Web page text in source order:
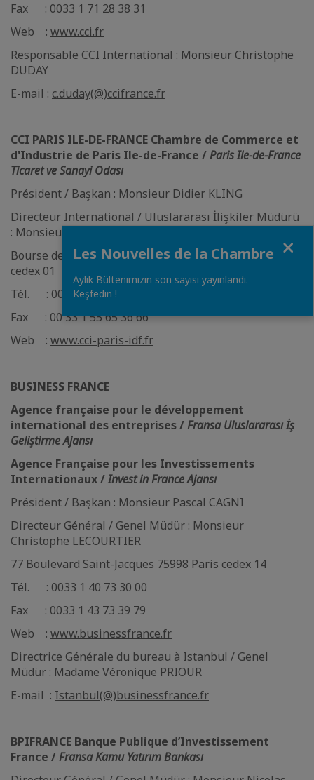
Fax : 0033 1 71 28 38 31
Web : www.cci.fr
Responsable CCI International : Monsieur Christophe
DUDAY
E-mail : c.duday(@)ccifrance.fr
CCI PARIS ILE-DE-FRANCE Chambre de Commerce et
d'Industrie de Paris Ile-de-France /Paris Ile-de-France
Ticaret ve Sanayi Odası
Président / Başkan : Monsieur Didier KLING
Directeur International / Uluslararası İlişkiler Müdürü
: Monsieur Gilles DABEZIES
Bourse de Commerce - 2 rue de Viarmes 75040 Paris
cedex 01
Tél. : 00 33 1 55 65 35 11
Fax : 00 33 1 55 65 36 66
Web : www.cci-paris-idf.fr
BUSINESS FRANCE
Agence française pour le développement
international des entreprises /Fransa Uluslararası İş
Geliştirme Ajansı
Agence Française pour les Investissements
Internationaux /Invest in France Ajansı
Président / Başkan : Monsieur Pascal CAGNI
Directeur Général / Genel Müdür : Monsieur
Christophe LECOURTIER
77 Boulevard Saint-Jacques 75998 Paris cedex 14
Tél. : 0033 1 40 73 30 00
Fax : 0033 1 43 73 39 79
Web : www.businessfrance.fr
Directrice Générale du bureau à Istanbul / Genel
Müdür : Madame Véronique PRIOUR
E-mail : Istanbul(@)businessfrance.fr
BPIFRANCE Banque Publique d’Investissement
France /Fransa Kamu Yatırım Bankası
Les Nouvelles de la Chambre
Aylık Bültenimizin son sayısı yayınlandı.
Keşfedin !